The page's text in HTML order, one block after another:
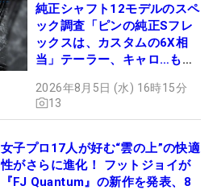
純正シャフト12モデルのスペ
ック調査「ピンの純正Sフレ
ックスは、カスタムの6X相
当」テーラー、キャロ…もチ
2026年8月5日 (水) 16時15分
13
女子プロ17人が好む“雲の上”の快適
性がさらに進化！ フットジョイが
『FJ Quantum』の新作を発表、8